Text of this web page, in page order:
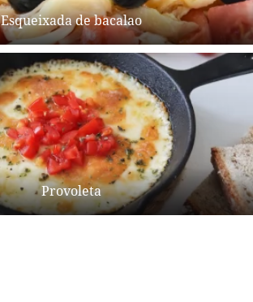
Esqueixada de bacalao
Provoleta